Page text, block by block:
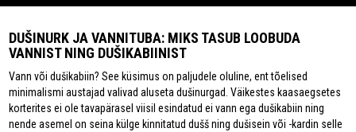
DUŠINURK JA VANNITUBA: MIKS TASUB LOOBUDA
VANNIST NING DUŠIKABIINIST
Vann või dušikabiin? See küsimus on paljudele oluline, ent tõelised
minimalismi austajad valivad aluseta dušinurgad. Väikestes kaasaegsetes
korterites ei ole tavapärasel viisil esindatud ei vann ega dušikabiin ning
nende asemel on seina külge kinnitatud dušš ning dušisein või -kardin selle